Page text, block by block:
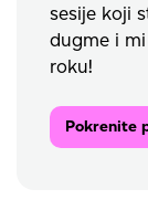
sesije koji
dugme i
roku!
Pokrenite